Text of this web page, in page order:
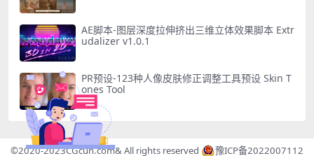
AE脚本-图层深度拉伸挤出三维立体效果脚本 Extr
udalizer v1.0.1
PR预设-123种人像皮肤修正调整工具预设 Skin T
ones Tool
©2020-2023CGcun.com& All rights reserved 豫ICP备2022007112